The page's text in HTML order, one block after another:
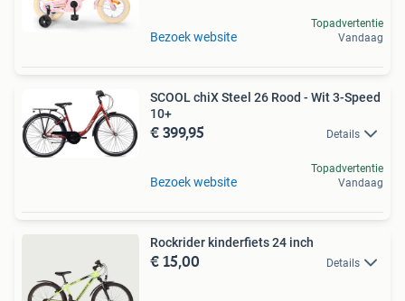
Bezoek website
Topadvertentie
Vandaag
SCOOL chiX Steel 26 Rood - Wit 3-Speed
10+
€ 399,95 Details
Bezoek website
Topadvertentie
Vandaag
Rockrider kinderfiets 24 inch
€ 15,00 Details